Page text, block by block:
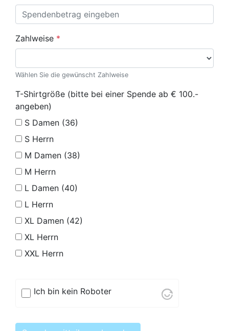
Zahlweise *
Wählen Sie die gewünscht Zahlweise
T-Shirtgröße (bitte bei einer Spende ab € 100.-
angeben)
S Damen (36)
S Herrn
M Damen (38)
M Herrn
L Damen (40)
L Herrn
XL Damen (42)
XL Herrn
XXL Herrn
Ich bin kein Roboter